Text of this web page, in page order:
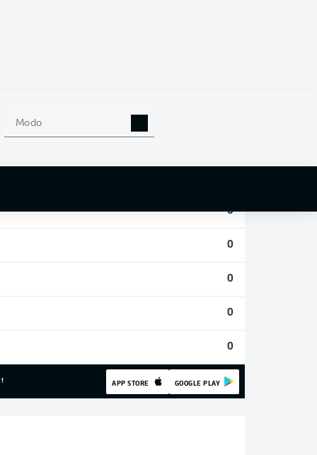
Modo
0
0
0
0
0
APP STORE GOOGLE PLAY